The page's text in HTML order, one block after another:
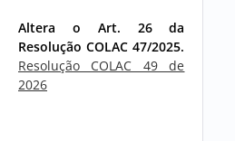
Altera o Art. 26 da
Resolução COLAC 47/2025.
Resolução COLAC 49 de
2026